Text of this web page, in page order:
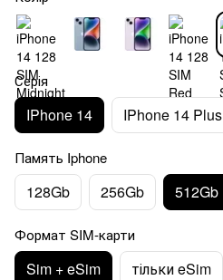
Серія
IPhone 14 IPhone 14 Plus
Память Iphone
128Gb 256Gb 512Gb
Формат SIM-карти
Sim + eSim тільки eSim